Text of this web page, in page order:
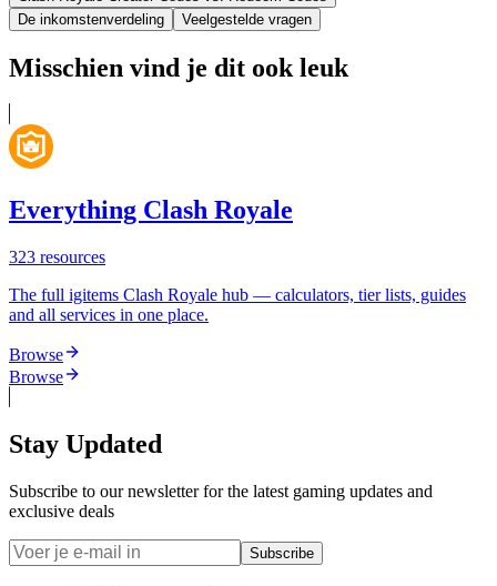
De inkomstenverdeling
Veelgestelde vragen
Misschien vind je dit ook leuk
Everything Clash Royale
323 resources
The full igitems Clash Royale hub — calculators, tier lists, guides
and all services in one place.
Browse
Browse
Stay Updated
Subscribe to our newsletter for the latest gaming updates and
exclusive deals
Subscribe